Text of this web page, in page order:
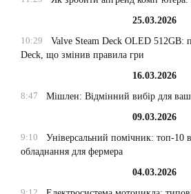
25.03.2026
10:29
Valve Steam Deck OLED 512GB:
Deck, що змінив правила гри
16.03.2026
8:47
Мішлен: Відмінний вибір для
09.03.2026
9:10
Універсальний помічник: топ-10
обладнання для фермера
04.03.2026